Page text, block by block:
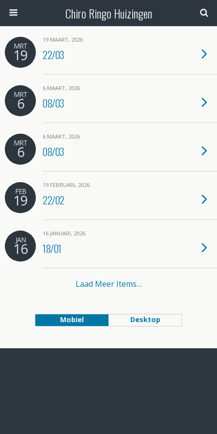
Chiro Ringo Huizingen
MRT
19
19 MAART, 2026
22/03
MRT
6
6 MAART, 2026
08/03
MRT
6
6 MAART, 2026
08/03
FEB
19
19 FEBRUARI, 2026
22/02
JAN
16
16 JANUARI, 2026
18/01
Laad Meer Items…
Mobiel Desktop